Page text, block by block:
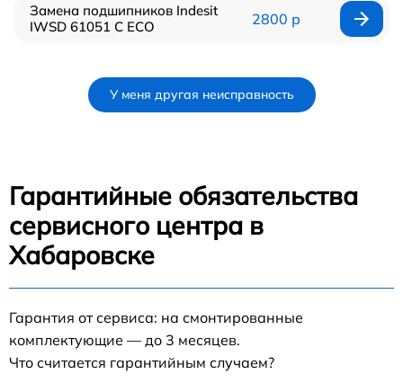
Замена подшипников Indesit
IWSD 61051 C ECO
2800 р
У меня другая неисправность
Гарантийные обязательства
сервисного центра в
Хабаровске
Гарантия от сервиса: на смонтированные
комплектующие — до 3 месяцев.
Что считается гарантийным случаем?